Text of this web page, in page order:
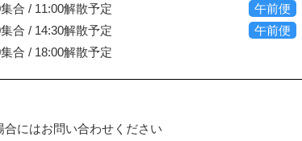
合 / 11:00解散予定
合 / 14:30解散予定
合 / 18:00解散予定
午前便
午前便
にはお問い合わせください